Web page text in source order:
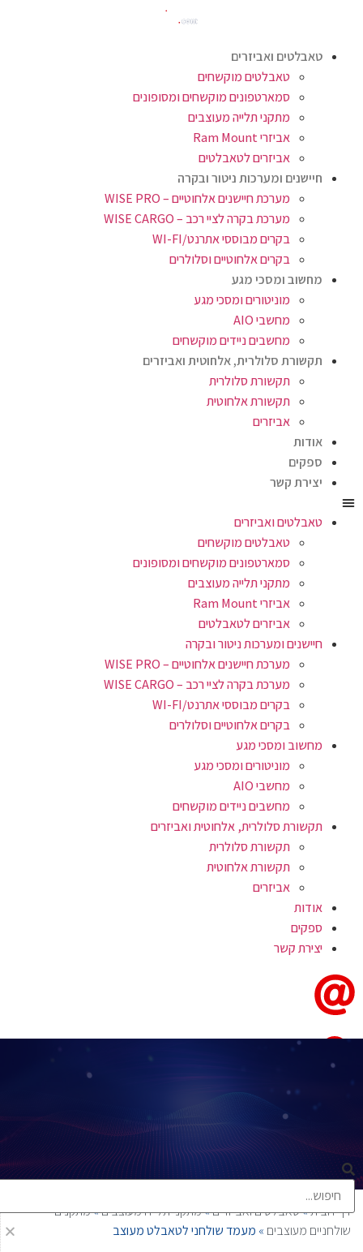
טאבלטים ואביזרים
טאבלטים מוקשחים
סמארטפונים מוקשחים ומסופונים
מתקני תלייה מעוצבים
אביזרי Ram Mount
אביזרים לטאבלטים
חיישנים ומערכות ניטור ובקרה
מערכת חיישנים אלחוטיים – WISE PRO
מערכת בקרה לציי רכב – WISE CARGO
בקרים מבוססי אתרנט/WI-FI
בקרים אלחוטיים וסלולרים
מחשוב ומסכי מגע
מוניטורים ומסכי מגע
מחשבי AIO
מחשבים ניידים מוקשחים
תקשורת סלולרית, אלחוטית ואביזרים
תקשורת סלולרית
תקשורת אלחוטית
אביזרים
אודות
ספקים
יצירת קשר
טאבלטים ואביזרים
טאבלטים מוקשחים
סמארטפונים מוקשחים ומסופונים
מתקני תלייה מעוצבים
אביזרי Ram Mount
אביזרים לטאבלטים
חיישנים ומערכות ניטור ובקרה
מערכת חיישנים אלחוטיים – WISE PRO
מערכת בקרה לציי רכב – WISE CARGO
בקרים מבוססי אתרנט/WI-FI
בקרים אלחוטיים וסלולרים
מחשוב ומסכי מגע
מוניטורים ומסכי מגע
מחשבי AIO
מחשבים ניידים מוקשחים
תקשורת סלולרית, אלחוטית ואביזרים
תקשורת סלולרית
תקשורת אלחוטית
אביזרים
אודות
ספקים
יצירת קשר
דף הבית»טאבלטים ואביזרים»מתקני תלייה מעוצבים»מתקנים
שולחניים מעוצבים » מעמד שולחני לטאבלט מעוצב